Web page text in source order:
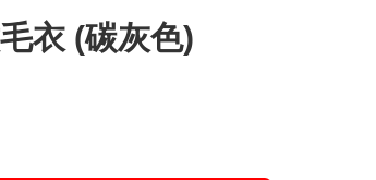
衣 (碳灰色)